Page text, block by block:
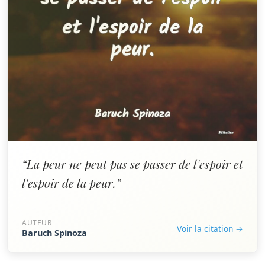
“La peur ne peut pas se passer de l'espoir et
l'espoir de la peur.”
AUTEUR
Baruch Spinoza Voir la citation →